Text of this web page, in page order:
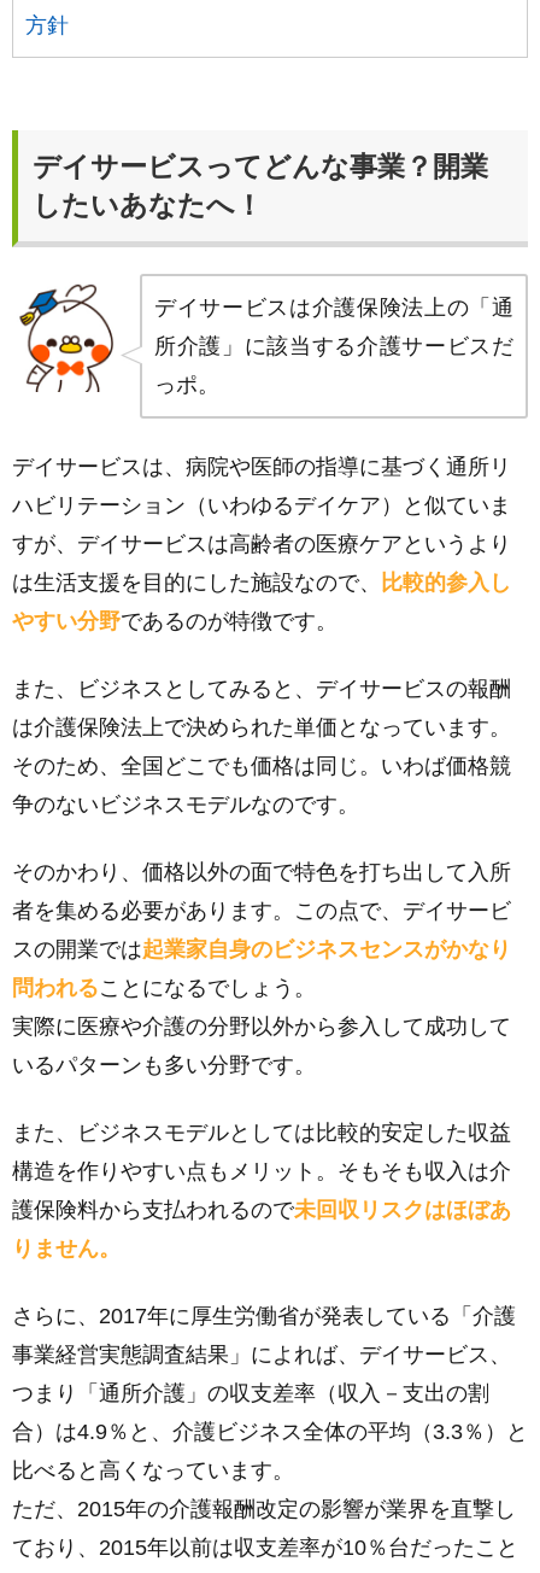
方針
デイサービスってどんな事業？開業
したいあなたへ！
デイサービスは介護保険法上の「通
所介護」に該当する介護サービスだ
っポ。
デイサービスは、病院や医師の指導に基づく通所リ
ハビリテーション（いわゆるデイケア）と似ていま
すが、デイサービスは高齢者の医療ケアというより
は生活支援を目的にした施設なので、
比較的参入し
やすい分野であるのが特徴です。
また、ビジネスとしてみると、デイサービスの報酬
は介護保険法上で決められた単価となっています。
そのため、全国どこでも価格は同じ。いわば価格競
争のないビジネスモデルなのです。
そのかわり、価格以外の面で特色を打ち出して入所
者を集める必要があります。この点で、デイサービ
スの開業では起業家自身のビジネスセンスがかなり
問われることになるでしょう。
実際に医療や介護の分野以外から参入して成功して
いるパターンも多い分野です。
また、ビジネスモデルとしては比較的安定した収益
構造を作りやすい点もメリット。そもそも収入は介
護保険料から支払われるので未回収リスクはほぼあ
りません。
さらに、2017年に厚生労働省が発表している「介護
事業経営実態調査結果」によれば、デイサービス、
つまり「通所介護」の収支差率（収入－支出の割
合）は4.9％と、介護ビジネス全体の平均（3.3％）と
比べると高くなっています。
ただ、2015年の介護報酬改定の影響が業界を直撃し
ており、2015年以前は収支差率が10％台だったこと